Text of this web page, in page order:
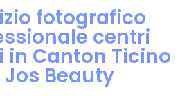
fotografico
centri
in Canton Ticino
Beauty